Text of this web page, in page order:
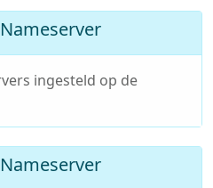
Nameserver
ingesteld op de
Nameserver